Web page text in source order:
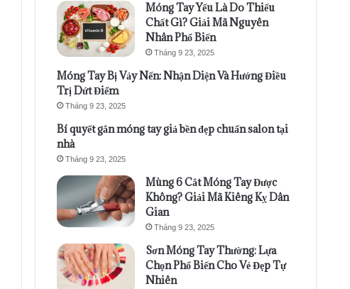
Móng Tay Yếu Là Do Thiếu
Chất Gì? Giải Mã Nguyên
Nhân Phổ Biến
Tháng 9 23, 2025
Móng Tay Bị Vảy Nến: Nhận Diện Và Hướng Điều
Trị Dứt Điểm
Tháng 9 23, 2025
Bí quyết gắn móng tay giả bền đẹp chuẩn salon tại
nhà
Tháng 9 23, 2025
Mùng 6 Cắt Móng Tay Được
Không? Giải Mã Kiêng Kỵ Dân
Gian
Tháng 9 23, 2025
Sơn Móng Tay Thường: Lựa
Chọn Phổ Biến Cho Vẻ Đẹp Tự
Nhiên